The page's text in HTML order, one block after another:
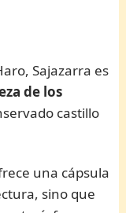
Sajazarra es
de los
castillo
una cápsula
sino que